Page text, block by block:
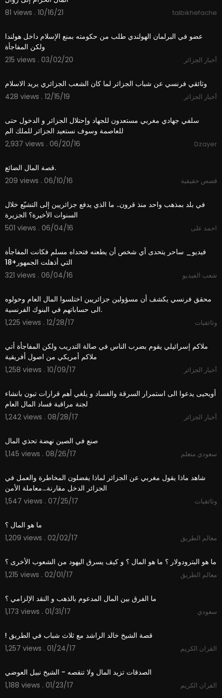
81 views . 10/16/21
talbikhefache
عضو في البرلمان الهولندي طلب من حكومته بمنع الإسلام داخل هولندا
ولكن المفاجأة
215 views . 03/02/20
أخبار الجزائر
وثائقي فرنسي عن شباب الجزائر لما كان الشعب الجزائري يريد الاسلام
428 views . 12/15/19
أخبار الجزائر
سلفي جهادي مغربي مستعدون للجهاد وإحتلال الجزائر و الدخول حتى
للعاصمة وسوف نستعيد الجزائر للملك الم
2,937 views . 06/20/16
Dzayer
قصة المال الضائع.
209 views . 06/10/16
قصص حقيقية
في بلد بمذهب واحد منذ قرون.. ما الذي يدفع جزائريين إلى التشيّع خلال
السنوات الأخيرة؟ الجزيرة
501 views . 06/04/16
احمد على
فيديو_ ساحر يتحدى أي شخص أن يطعنه فتحداه مسلم فكانت المفاجأة
التي أذهلت الجمهور+18
321 views . 06/04/16
شعب الفيديو
محقق فرنسي يكشف أن مسؤولين جزائريين اختلسوا المال العام وحولوه
الى حساباتهم في البنوك الفرنسية.
1,225 views . 12/28/17
وثائقيات
ملاكم إسرائيلي يقوم بضرب الناس في صالة التدريب ولكن المفاجأة أتي
ملاكم أمريكي من اصول أفريقية
1,258 views . 10/09/17
أخبار الجزائر
أويحيى يدعوا الى استمرار السرقة والفساد و يلغي أهم قرارات تبون بانشاء
لجنة مراقبة فساد المال العام
1,242 views . 08/28/17
أخبار الجزائر
صنع في الصين نهضة تحذي المال
1,145 views . 08/26/17
سعودي متعلم
شاهد ماذا يقول مغربي عن الجزائر لماذا يفضلون المخاطرة والعمل في
الجزائر الدخل مقارنة...معاملة الأمن
1,547 views . 07/25/17
وثائقيات
1,209 views . 02/02/17
معالم الطريق
1,215 views . 02/01/17
معالم الطريق
1,173 views . 01/31/17
سعودي
1,257 views . 01/24/17
القران الكريم
1,188 views . 01/23/17
القران الكريم